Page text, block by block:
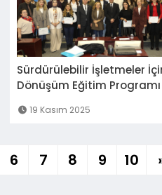
Sürdürülebilir İşletmeler
Dönüşüm Eğitim Programı
19 Kasım 2025
6 7 8 9 10